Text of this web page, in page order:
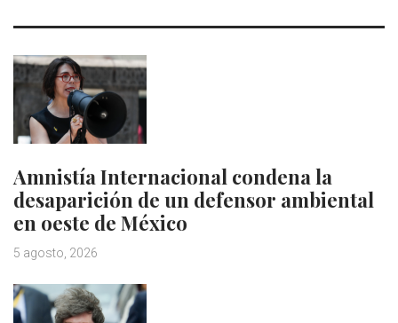
Amnistía Internacional condena la
desaparición de un defensor ambiental
en oeste de México
5 agosto, 2026